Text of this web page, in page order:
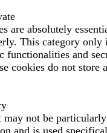
are absolutely
This category only
functionalities and
cookies do not store
not be
and is used